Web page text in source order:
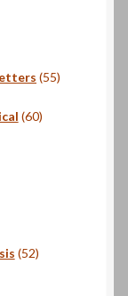
5555
6060
5252